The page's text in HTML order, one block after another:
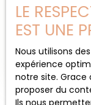
Adresse
LE
EST UNE
Nous utilisons
expérience
notre site. Grace
proposer du
Ils nous